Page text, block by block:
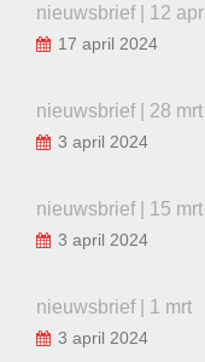
nieuwsbrief | 12 apr
17 april 2024
nieuwsbrief | 28 mrt
3 april 2024
nieuwsbrief | 15 mrt
3 april 2024
nieuwsbrief | 1 mrt
3 april 2024